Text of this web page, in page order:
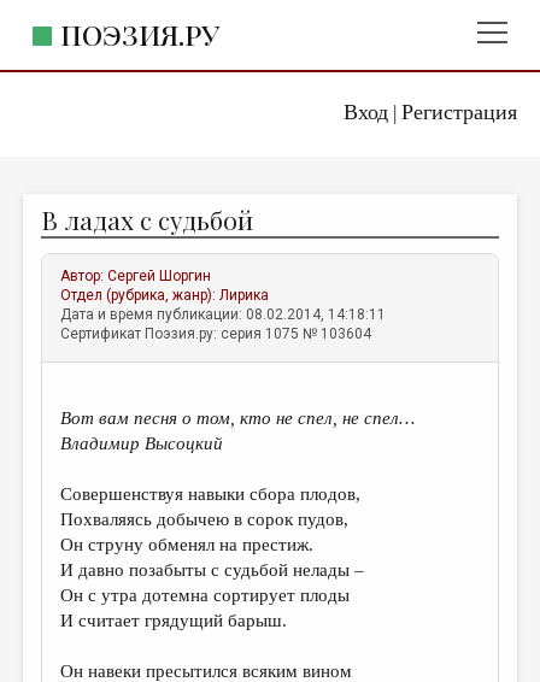
Вход| Регистрация
ПОЭЗИЯ.РУ
ЖАНРЫ
АВТОРЫ
КОММЕНТАРИИ
ЛИТСАЛОН
ПРАВИЛА САЙТА
ОТДЕЛЫ И РУБРИКИ
ИЗБРАННОЕ
ДАЙДЖЕСТ
ПРОИЗВЕДЕНИЯ
ПЕРЕВОДЫ
В ладах с судьбой
Автор:Сергей Шоргин
Отдел (рубрика, жанр):Лирика
Дата и время публикации: 08.02.2014, 14:18:11
Сертификат Поэзия.ру: серия 1075 № 103604
Вот вам песня о том, кто не спел, не спел…
Владимир Высоцкий
Совершенствуя навыки сбора плодов,
Похваляясь добычею в сорок пудов,
Он струну обменял на престиж.
И давно позабыты с судьбой нелады –
Он с утра дотемна сортирует плоды
И считает грядущий барыш.
Он навеки пресытился всяким вином